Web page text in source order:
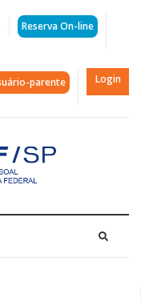
Reserva On-line
parente Login